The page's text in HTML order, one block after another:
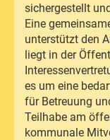
sichergestellt
Eine
unterstützt den
liegt in der
es um eine
für Betreuung
Teilhabe am
kommunale